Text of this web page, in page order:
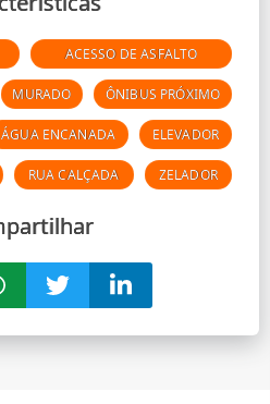
ACESSO DE ASFALTO
MURADO ÔNIBUS PRÓXIMO
ÁGUA ENCANADA ELEVADOR
RUA CALÇADA ZELADOR